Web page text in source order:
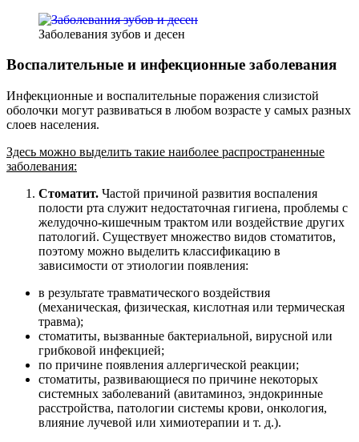
Заболевания зубов и десен
Воспалительные и инфекционные заболевания
Инфекционные и воспалительные поражения слизистой
оболочки могут развиваться в любом возрасте у самых разных
слоев населения.
Здесь можно выделить такие наиболее распространенные
заболевания:
Стоматит. Частой причиной развития воспаления
полости рта служит недостаточная гигиена, проблемы с
желудочно-кишечным трактом или воздействие других
патологий. Существует множество видов стоматитов,
поэтому можно выделить классификацию в
зависимости от этиологии появления:
в результате травматического воздействия
(механическая, физическая, кислотная или термическая
травма);
стоматиты, вызванные бактериальной, вирусной или
грибковой инфекцией;
по причине появления аллергической реакции;
стоматиты, развивающиеся по причине некоторых
системных заболеваний (авитаминоз, эндокринные
расстройства, патологии системы крови, онкология,
влияние лучевой или химиотерапии и т. д.).